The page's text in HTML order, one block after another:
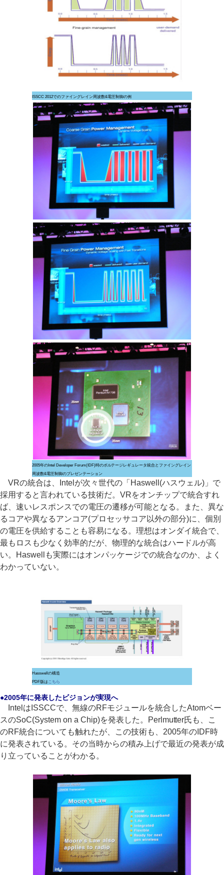
ISSCC 2012でのファイングレイン周波数&電圧制御の例
2005年のIntel Developer Forum(IDF)時のボルテージレギュレータ統合とファイングレイン
周波数&電圧制御のプレゼンテーション
VRの統合は、Intelが次々世代の「Haswell(ハスウェル)」で
採用すると言われている技術だ。VRをオンチップで統合すれ
ば、速いレスポンスでの電圧の遷移が可能となる。また、異な
るコアや異なるアンコア(プロセッサコア以外の部分)に、個別
の電圧を供給することも容易になる。理想はオンダイ統合で、
最もロスも少なく効率的だが、物理的な統合はハードルが高
い。Haswellも実際にはオンパッケージでの統合なのか、よく
わかっていない。
Hasswellの構造
PDF版は こちら
●2005年に発表したビジョンが実現へ
IntelはISSCCで、無線のRFモジュールを統合したAtomベー
スのSoC(System on a Chip)を発表した。Perlmutter氏も、こ
のRF統合についても触れたが、この技術も、2005年のIDF時
に発表されている。その当時からの積み上げで最近の発表が成
り立っていることがわかる。